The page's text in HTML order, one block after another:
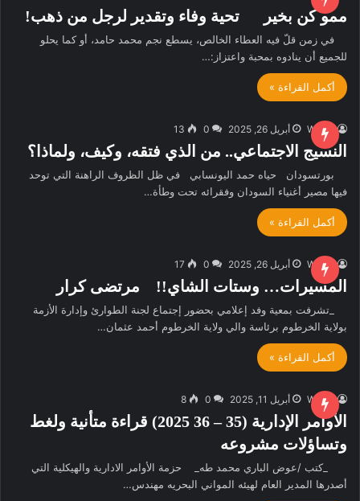
ممو كن بخير تحية وفاء وتقدير لرجل من ذهب!
في زمن قلّ فيه العطاء الخالص، يسطع نجم محمد حامد، أو كما يحلو
للجميع أن ينادوه بمحبة واعتزاز:…
أكمل القراءة »
W.M.R أبريل 26, 2025 0
13
النسيج الاجتماعي.. من الذي فتقه، وكيف، ولماذا؟
بورتسودان حياه حمد اليونسابي في ظل الظروف الراهنة التي توحد
فيها مصير أغنياء السودان وفقرائه تحت وطأة…
أكمل القراءة »
W.M.R أبريل 26, 2025 0
17
المسيرات… وستات الشاي!! مرتضى كرار
_تشرفت بمعية وفد إعلامي بحضور إجتماع لجنة الطوارئ وإدارة الأزمة
بولاية الخرطوم برئاسة والي ولاية الخرطوم أحمد عثمان…
أكمل القراءة »
W.M.R أبريل 11, 2025 0
8
الأوامر الإدارية (35 – 36 2025) قراءة متأنية ولغط
وتساؤلات مشروعه
_كتب /عوض الباري محمد طه_ حزمة الأوامر الادارية والهيكلية التي
أصدرها المدير العام لهيئه المواني البحريه مهندس…